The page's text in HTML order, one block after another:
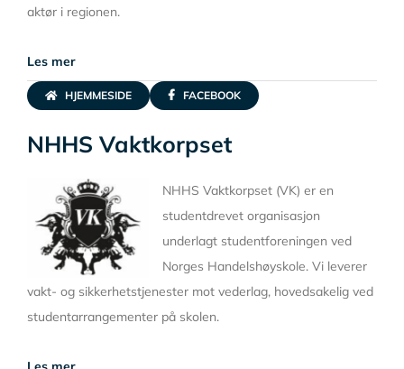
aktør i regionen.
Les mer
HJEMMESIDE FACEBOOK
NHHS Vaktkorpset
NHHS Vaktkorpset (VK) er en
studentdrevet organisasjon
underlagt studentforeningen ved
Norges Handelshøyskole. Vi leverer
vakt- og sikkerhetstjenester mot vederlag, hovedsakelig ved
studentarrangementer på skolen.